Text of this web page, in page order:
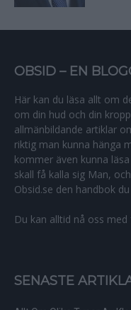
OBSID – EN
Här kan du läsa allt om
om din hud och din
allmänbildande artiklar
riktig man kunna hänga
kommer även kunna
skall få kalla sig Man,
Obsid.se den handbok
Du kan alltid nå oss
SENASTE